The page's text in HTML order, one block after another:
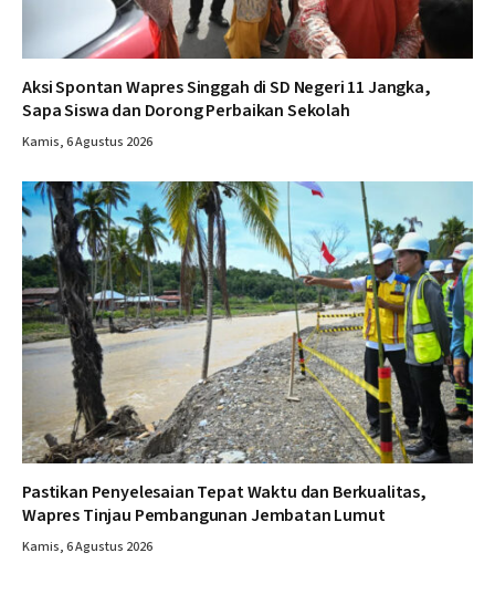
Aksi Spontan Wapres Singgah di SD Negeri 11 Jangka,
Sapa Siswa dan Dorong Perbaikan Sekolah
Kamis, 6 Agustus 2026
Pastikan Penyelesaian Tepat Waktu dan Berkualitas,
Wapres Tinjau Pembangunan Jembatan Lumut
Kamis, 6 Agustus 2026